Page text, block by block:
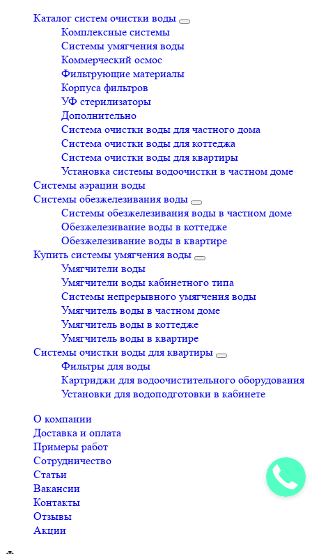
Каталог систем очистки воды
Комплексные системы
Системы умягчения воды
Коммерческий осмос
Фильтрующие материалы
Корпуса фильтров
УФ стерилизаторы
Дополнительно
Система очистки воды для частного дома
Система очистки воды для коттеджа
Система очистки воды для квартиры
Установка системы водоочистки в частном доме
Системы аэрации воды
Системы обезжелезивания воды
Системы обезжелезивания воды в частном доме
Обезжелезивание воды в коттедже
Обезжелезивание воды в квартире
Купить системы умягчения воды
Умягчители воды
Умягчители воды кабинетного типа
Системы непрерывного умягчения воды
Умягчитель воды в частном доме
Умягчитель воды в коттедже
Умягчитель воды в квартире
Системы очистки воды для квартиры
Фильтры для воды
Картриджи для водоочистительного оборудования
Установки для водоподготовки в кабинете
О компании
Доставка и оплата
Примеры работ
Сотрудничество
Статьи
Вакансии
Контакты
Отзывы
Акции